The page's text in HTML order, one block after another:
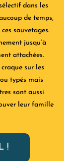
dans les
de temps,
sauvetages.
jusqu’à
attachées.
sur les
typés mais
sont aussi
leur famille
!